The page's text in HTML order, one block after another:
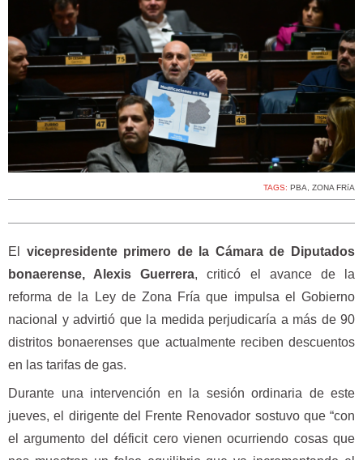
TAGS: PBA, ZONA FRíA
El vicepresidente primero de la Cámara de Diputados
bonaerense, Alexis Guerrera, criticó el avance de la
reforma de la Ley de Zona Fría que impulsa el Gobierno
nacional y advirtió que la medida perjudicaría a más de 90
distritos bonaerenses que actualmente reciben descuentos
en las tarifas de gas.
Durante una intervención en la sesión ordinaria de este
jueves, el dirigente del Frente Renovador sostuvo que “con
el argumento del déficit cero vienen ocurriendo cosas que